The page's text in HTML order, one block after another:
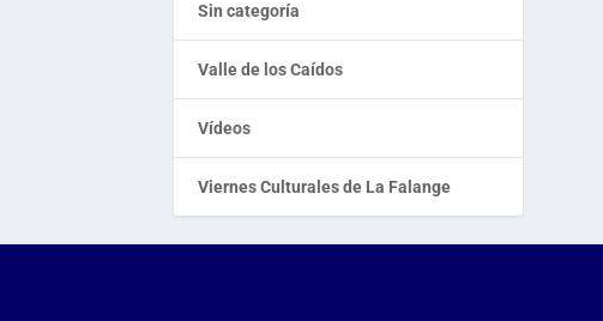
Sin categoría
Valle de los Caídos
Vídeos
Viernes Culturales de La Falange